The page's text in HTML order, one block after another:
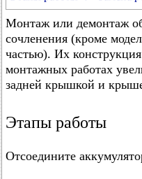
Монтаж или демонтаж
сочленения (кроме
частью). Их
монтажных работах
задней крышкой и
Этапы работы
Отсоедините